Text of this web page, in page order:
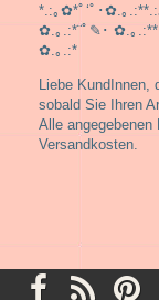
*.:｡✿*ﾟ‘ﾟ･✿.｡
✿.｡.:*¨ﾟ✎･ ✿.｡
✿.｡.:*
Liebe KundInnen,
sobald Sie Ihren
Alle angegebenen
Versandkosten.